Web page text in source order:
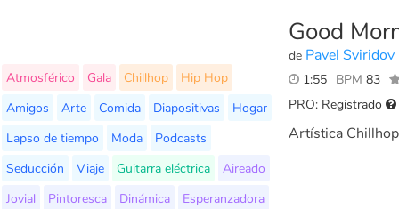
Good
de Pavel Sviridov
1:55 BPM 83
PRO: Registrado
Atmosférico Gala Chillhop
Hip Hop
Amigos
Arte Comida Diapositivas
Hogar
Lapso de tiempo
Moda
Podcasts
Seducción
Viaje Guitarra eléctrica
Aireado
Jovial
Pintoresca Dinámica
Esperanzadora
Artística